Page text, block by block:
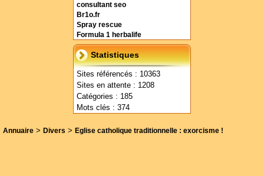
consultant seo
Br1o.fr
Spray rescue
Formula 1 herbalife
Statistiques
Sites référencés : 10363
Sites en attente : 1208
Catégories : 185
Mots clés : 374
Annuaire > Divers > Eglise catholique traditionnelle : exorcisme !